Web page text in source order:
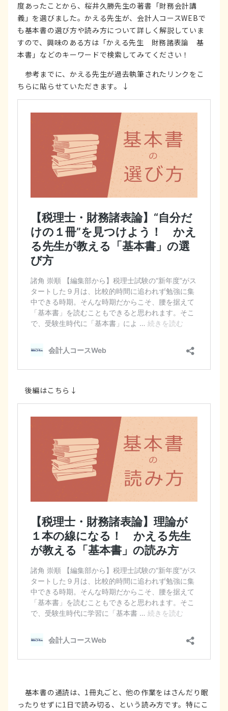
度あったことから、桜井久勝先生の著書「財務会計講
義」を選びました。かえる先生が、会計人コースWEBで
も基本書の選び方や読み方について詳しく解説していま
すので、興味のある方は「かえる先生 財務諸表論 基
本書」などのキーワードで検索してみてください！
参考までに、かえる先生が過去執筆されたリンクをこ
ちらに貼らせていただきます。↓
後編はこちら↓
基本書の通読は、1冊丸ごと、他の作業をはさんだり眠
ったりせずに1日で読み切る、という読み方です。特にこ